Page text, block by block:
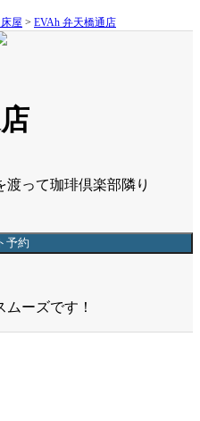
屋 > EVAh 弁天橋通店
渡って珈琲倶楽部隣り
予約
ムーズです！